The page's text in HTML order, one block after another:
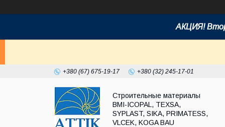
АКЦИЯ!
+380 (67) 675-19-17 +380 (32) 245-17-01
Строительные материалы
BMI-ICOPAL, TEXSA,
SYPLAST, SIKA, PRIMATESS,
VLCEK, KOGA BAU